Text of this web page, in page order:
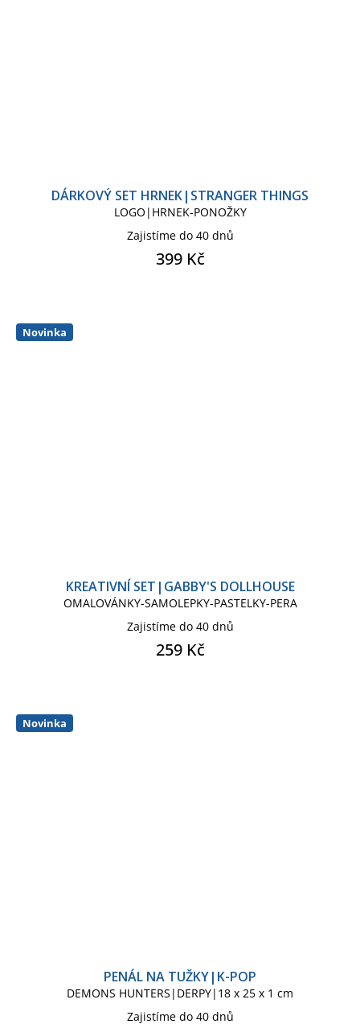
DÁRKOVÝ SET HRNEK|STRANGER THINGS
LOGO|HRNEK-PONOŽKY
Zajistíme do 40 dnů
399 Kč
Novinka
KREATIVNÍ SET|GABBY'S DOLLHOUSE
OMALOVÁNKY-SAMOLEPKY-PASTELKY-PERA
Zajistíme do 40 dnů
259 Kč
Novinka
PENÁL NA TUŽKY|K-POP
DEMONS HUNTERS|DERPY|18 x 25 x 1 cm
Zajistíme do 40 dnů